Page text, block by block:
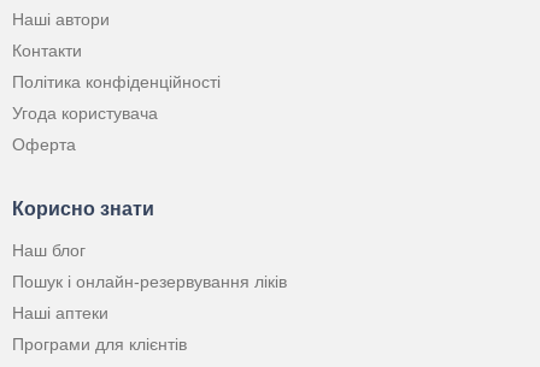
Наші автори
Контакти
Політика конфіденційності
Угода користувача
Оферта
Корисно знати
Наш блог
Пошук і онлайн-резервування ліків
Наші аптеки
Програми для клієнтів